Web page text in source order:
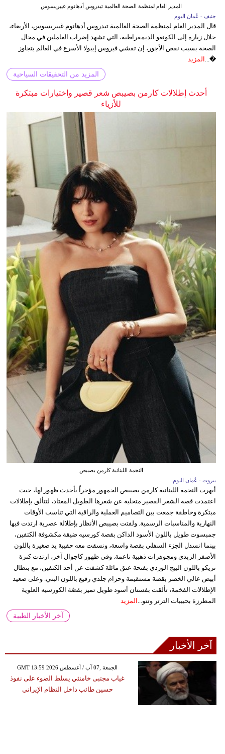
المدير العام لمنظمة الصحة العالمية تيدروس أدهانوم غيبريسوس
جنيف - عُمان اليوم
قال المدير العام لمنظمة الصحة العالمية تيدروس أدهانوم غيبريسوس، الأربعاء،
خلال زيارة إلى الكونغو الديمقراطية، التي تشهد إضراب العاملين في مجال
الصحة بسبب نقص الأجور، إن تفشي فيروس إيبولا الأسرع في العالم يتجاوز
�... المزيد
المزيد من التحقيقات السياحية
أحدث إطلالات كارمن بصيبص شعر قصير واختيارات مبتكرة
للأزياء
النجمة اللبنانية كارمن بصيبص
بيروت - عُمان اليوم
أبهرت النجمة اللبنانية كارمن بصيبص الجمهور مؤخراً بأحدث ظهور لها، حيث
اعتمدت قصة الشعر القصير متخلية عن شعرها الطويل المعتاد، لتتألق بإطلالات
مبتكرة وخاطفة جمعت بين التصاميم العملية والراقية التي تناسب الأوقات
النهارية والمناسبات الرسمية. ولفتت بصيبص الأنظار بإطلالة عصرية ارتدت فيها
جمبسوت طويل باللون الأسود الداكن بقصة كورسيه ضيقة مكشوفة الكتفين،
بينما انسدل الجزء السفلي بقصة واسعة، ونسقت معه حقيبة يد صغيرة باللون
الأصفر الزبدي ومجوهرات ذهبية ناعمة. وفي ظهور كاجوال آخر، ارتدت كنزة
تريكو باللون البيج الوردي بفتحة عنق مائلة كشفت عن أحد الكتفين، مع بنطال
أبيض عالي الخصر بقصة مستقيمة وحزام جلدي رفيع باللون البني. وعلى صعيد
الإطلالات الفخمة، تألقت بفستان أسود طويل تميز بقصّة الكورسيه العلوية
المطرزة بحبيبات الترتر وتنو... المزيد
آخر الأخبار الطبية
آخر الأخبار
GMT 13:59 2026 الجمعة ,07 آب / أغسطس
غياب مجتبى خامنئي يسلط الضوء على نفوذ
حسين طائب داخل النظام الإيراني